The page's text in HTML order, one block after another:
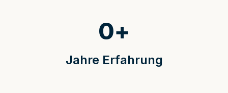
Jahre Erfahrung
0+